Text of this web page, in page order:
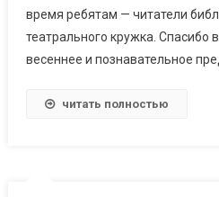
время ребятам — читатели
театрального кружка. Спасибо
весеннее и познавательное
читать полностью